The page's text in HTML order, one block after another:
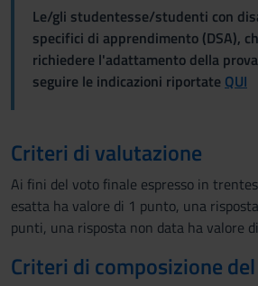
Le/gli studentesse/studenti con
specifici di apprendimento (DSA),
richiedere l'adattamento della
seguire le indicazioni riportate QUI
Criteri di valutazione
Ai fini del voto finale espresso in
esatta ha valore di 1 punto, una
punti, una risposta non data ha valore
Criteri di composizione